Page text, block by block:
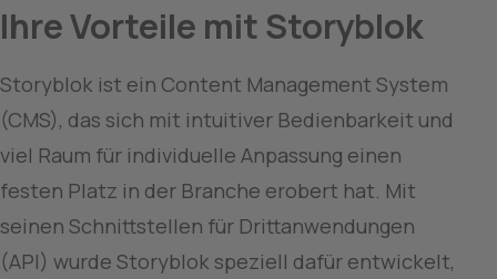
Ihre Vorteile mit Storyblok
Storyblok ist ein Content Management System
(CMS), das sich mit intuitiver Bedienbarkeit und
viel Raum für individuelle Anpassung einen
festen Platz in der Branche erobert hat. Mit
seinen Schnittstellen für Drittanwendungen
(API) wurde Storyblok speziell dafür entwickelt,